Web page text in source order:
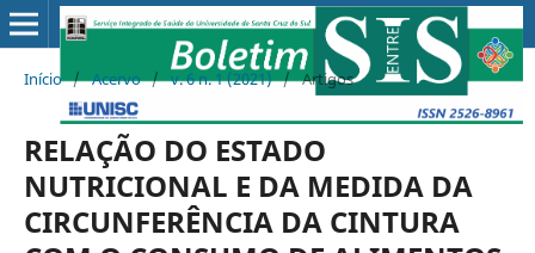
Início / Acervo / v. 6 n. 1 (2021) / Artigos
RELAÇÃO DO ESTADO
NUTRICIONAL E DA MEDIDA DA
CIRCUNFERÊNCIA DA CINTURA